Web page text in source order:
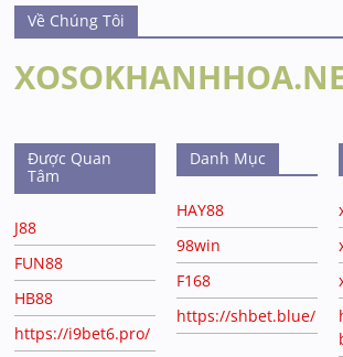
Về Chúng Tôi
Được Quan
Tâm
J88
FUN88
HB88
https://i9bet6.pro/
Danh Mục
HAY88
98win
F168
https://shbet.blue/